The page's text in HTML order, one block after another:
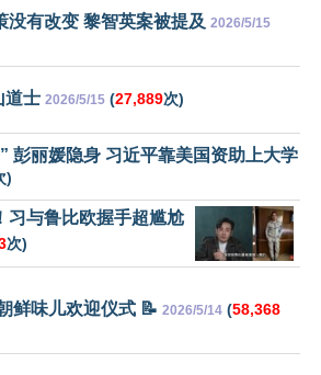
没有改变 黎智英案被提及 2026/5/15
道士 2026/5/15 (27,889次)
彭丽媛隐身 习近平靠美国资助上大学
)
习与鲁比欧握手超尴尬
次)
鲜味儿欢迎仪式 📝 2026/5/14 (58,368